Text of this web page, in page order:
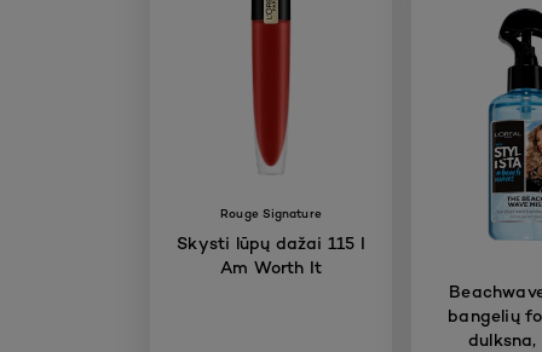
Rouge Signature
Skysti lūpų dažai 115 I
Am Worth It
bangelių